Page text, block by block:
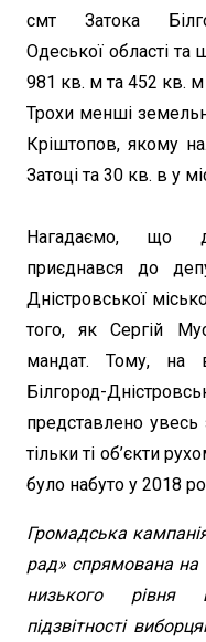
смт Затока
Одеської області
981 кв. м та 452 кв. м
Трохи менші
Кріштопов, якому
Затоці та 30 кв. в у
Нагадаємо, що
приєднався до
Дністровської
того, як Сергій
мандат. Тому, на
Білгород-
представлено увесь
тільки ті об’єкти
було набуто у 2018
Громадська
рад» спрямована
низького рівня
підзвітності